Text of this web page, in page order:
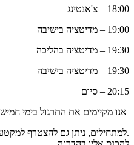
18:00 – צ'אנטינג
19:00 – מדיטציה בישיבה
19:30 – מדיטציה בהליכה
19:30 – מדיטציה בישיבה
20:15 – סיום
אנו מקיימים את התרגול בימי
.למתחילים, ניתן גם להצטרף